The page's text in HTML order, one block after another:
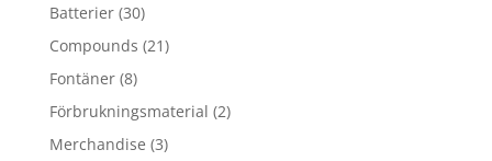
Batterier (30)
Compounds (21)
Fontäner (8)
Förbrukningsmaterial (2)
Merchandise (3)